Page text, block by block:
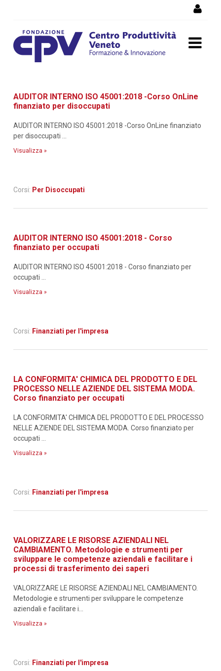
formazione
AUDITOR INTERNO ISO 45001:2018 -Corso OnLine
finanziato per disoccupati
AUDITOR INTERNO ISO 45001:2018 -Corso OnLine finanziato
per disoccupati ...
Visualizza »
Corsi: Per Disoccupati
AUDITOR INTERNO ISO 45001:2018 - Corso
finanziato per occupati
AUDITOR INTERNO ISO 45001:2018 - Corso finanziato per
occupati ...
Visualizza »
Corsi: Finanziati per l'impresa
LA CONFORMITA' CHIMICA DEL PRODOTTO E DEL
PROCESSO NELLE AZIENDE DEL SISTEMA MODA.
Corso finanziato per occupati
LA CONFORMITA' CHIMICA DEL PRODOTTO E DEL PROCESSO
NELLE AZIENDE DEL SISTEMA MODA. Corso finanziato per
occupati ...
Visualizza »
Corsi: Finanziati per l'impresa
VALORIZZARE LE RISORSE AZIENDALI NEL
CAMBIAMENTO. Metodologie e strumenti per
sviluppare le competenze aziendali e facilitare i
processi di trasferimento dei saperi
VALORIZZARE LE RISORSE AZIENDALI NEL CAMBIAMENTO.
Metodologie e strumenti per sviluppare le competenze
aziendali e facilitare i...
Visualizza »
Corsi: Finanziati per l'impresa